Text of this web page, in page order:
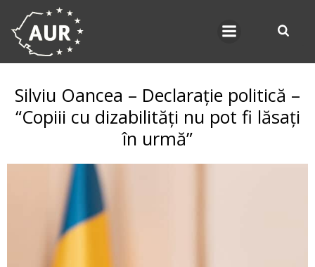
Silviu Oancea – Declarație politică –
“Copiii cu dizabilități nu pot fi lăsați
în urmă”